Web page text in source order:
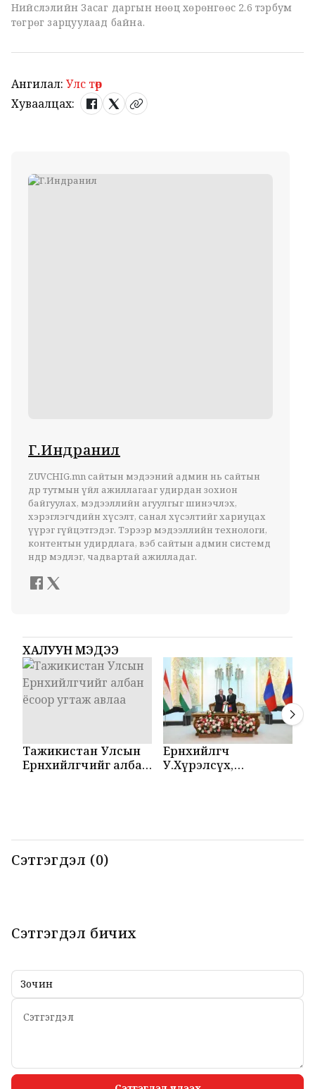
Нийслэлийн Засаг даргын нөөц хөрөнгөөс 2.6 тэрбум
төгрөг зарцуулаад байна.
Ангилал: Улс төр
Хуваалцах:
Г.Индранил
ZUVCHIG.mn сайтын мэдээний админ нь сайтын
өдөр тутмын үйл ажиллагааг удирдан зохион
байгуулах, мэдээллийн агуулгыг шинэчлэх,
хэрэглэгчдийн хүсэлт, санал хүсэлтийг хариуцах
үүрэг гүйцэтгэдэг. Тэрээр мэдээллийн технологи,
контентын удирдлага, вэб сайтын админ системд
өндөр мэдлэг, чадвартай ажилладаг.
ХАЛУУН МЭДЭЭ
Тажикистан Улсын
Ерөнхийлөгчийг албан
Ерөнхийлөгч
У.Хүрэлсүх,
Сэтгэгдэл (0)
Сэтгэгдэл бичих